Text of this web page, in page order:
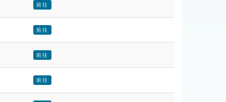
前往
前往
前往
前往